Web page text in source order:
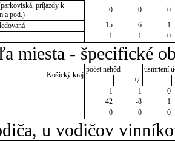
príjazdy k
a pod.)
0 0
0
15 -6
1
1 1 0
miesta - špecifické
Košický kraj
počet nehôd
usmrtení
+/-
1 1
0
42 -8
1
0 0 0
u vodičov